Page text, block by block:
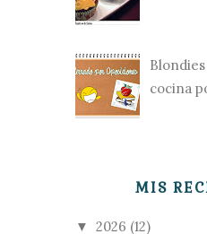
cocina
MIS
▼ 2026 (12)